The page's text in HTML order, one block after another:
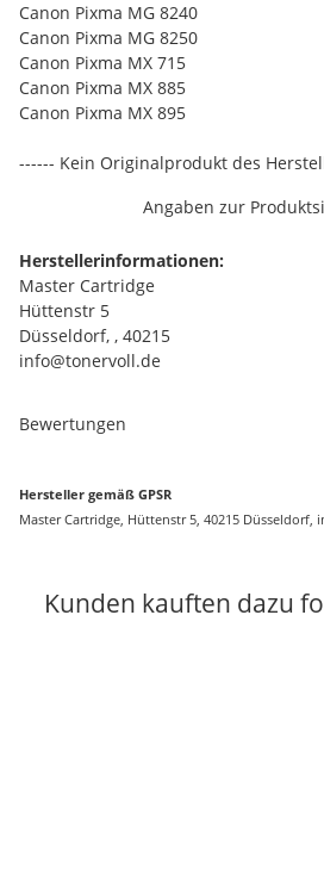
Canon Pixma MG 8240
Canon Pixma MG 8250
Canon Pixma MX 715
Canon Pixma MX 885
Canon Pixma MX 895
------ Kein Originalprodukt des
Angaben zur
Herstellerinformationen:
Master Cartridge
Hüttenstr 5
Düsseldorf, , 40215
info@tonervoll.de
Bewertungen
Hersteller gemäß GPSR
Master Cartridge, Hüttenstr 5, 40215 Düsseldorf,
Kunden kauften dazu